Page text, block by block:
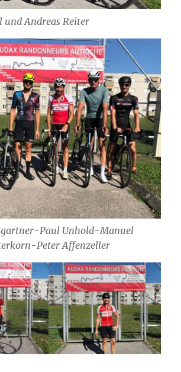
und Andreas Reiter
Paul Unhold-Manuel
Peter Affenzeller